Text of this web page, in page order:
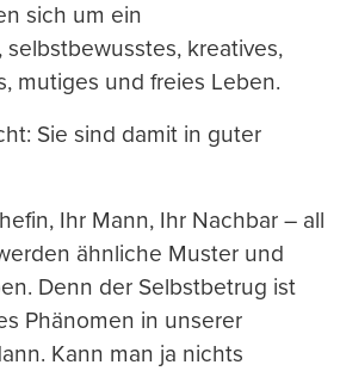
sich um ein
kreatives,
mutiges und freies Leben.
Sie sind damit in guter
Ihr Mann, Ihr Nachbar – all
ähnliche Muster und
Denn der Selbstbetrug ist
Phänomen in unserer
Kann man ja nichts